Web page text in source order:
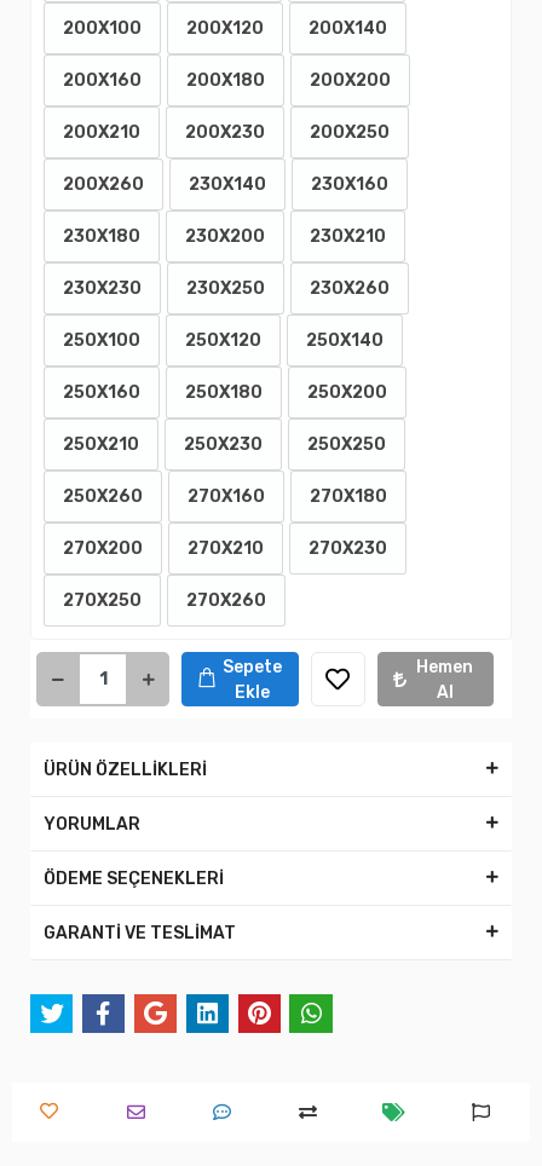
200X100 200X120 200X140
200X160 200X180 200X200
200X210 200X230 200X250
200X260 230X140 230X160
230X180 230X200 230X210
230X230 230X250 230X260
250X100 250X120 250X140
250X160 250X180 250X200
250X210 250X230 250X250
250X260 270X160 270X180
270X200 270X210 270X230
270X250 270X260
Sepete
Ekle
Hemen
Al
ÜRÜN ÖZELLİKLERİ
YORUMLAR
ÖDEME SEÇENEKLERİ
GARANTİ VE TESLİMAT